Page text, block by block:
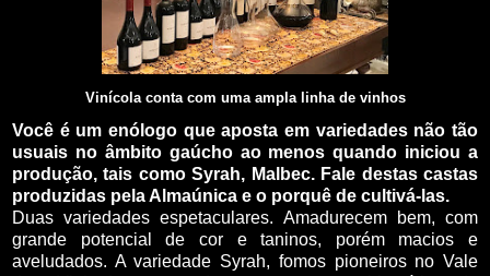
Vinícola conta com uma ampla linha de vinhos
Você é um enólogo que aposta em variedades não tão
usuais no âmbito gaúcho ao menos quando iniciou a
produção, tais como Syrah, Malbec. Fale destas castas
produzidas pela Almaúnica e o porquê de cultivá-las.
Duas variedades espetaculares. Amadurecem bem, com
grande potencial de cor e taninos, porém macios e
aveludados. A variedade Syrah, fomos pioneiros no Vale